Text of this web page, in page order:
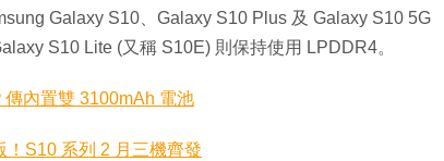
Galaxy S10、Galaxy S10 Plus 及 Galaxy S10 5G
S10 Lite (又稱 S10E) 則保持使用 LPDDR4。
內置雙 3100mAh 電池
S10 系列 2 月三機齊發